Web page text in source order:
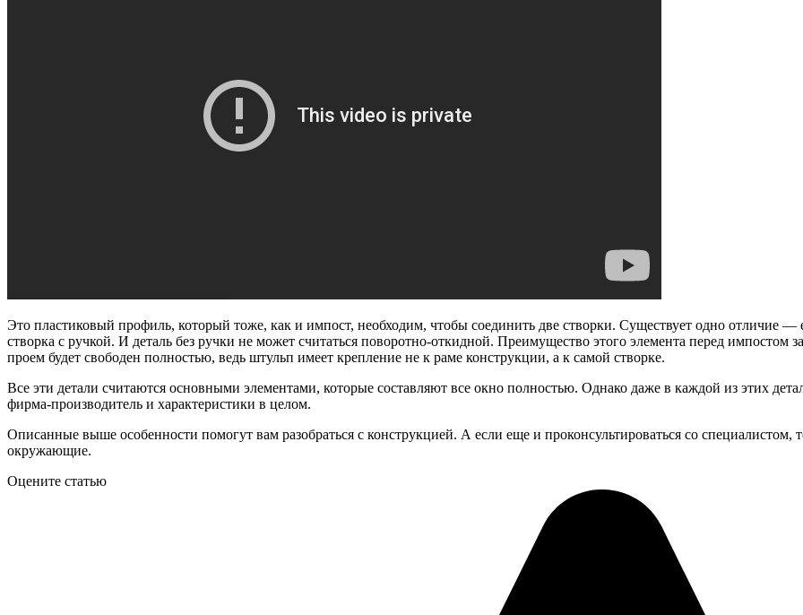
Это пластиковый профиль, который тоже, как и импост, необходим, чтобы соединить две створки. Существует одно отличие —
створка с ручкой. И деталь без ручки не может считаться поворотно-откидной. Преимущество этого элемента перед импостом
проем будет свободен полностью, ведь штульп имеет крепление не к раме конструкции, а к самой створке.
Все эти детали считаются основными элементами, которые составляют все окно полностью. Однако даже в каждой из этих
фирма-производитель и характеристики в целом.
Описанные выше особенности помогут вам разобраться с конструкцией. А если еще и проконсультироваться со специалистом,
окружающие.
Оцените статью